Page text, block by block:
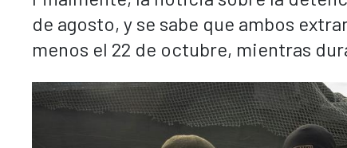
de agosto, y se sabe que ambos
menos el 22 de octubre, mientras